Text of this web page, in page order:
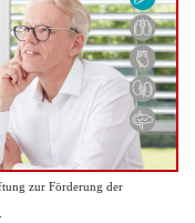
zur Förderung der